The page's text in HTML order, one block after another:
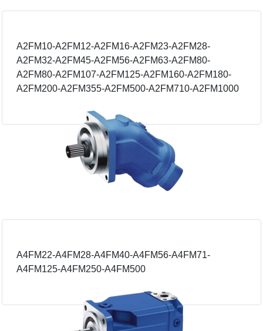
Α2FM10-Α2FM12-Α2FM16-Α2FM23-Α2FM28-
Α2FM32-Α2FM45-Α2FM56-Α2FM63-Α2FM80-
Α2FM80-Α2FM107-Α2FM125-Α2FM160-Α2FM180-
Α2FM200-Α2FM355-Α2FM500-Α2FM710-Α2FM1000
A4FM22-A4FM28-A4FM40-A4FM56-A4FM71-
A4FM125-A4FM250-A4FM500